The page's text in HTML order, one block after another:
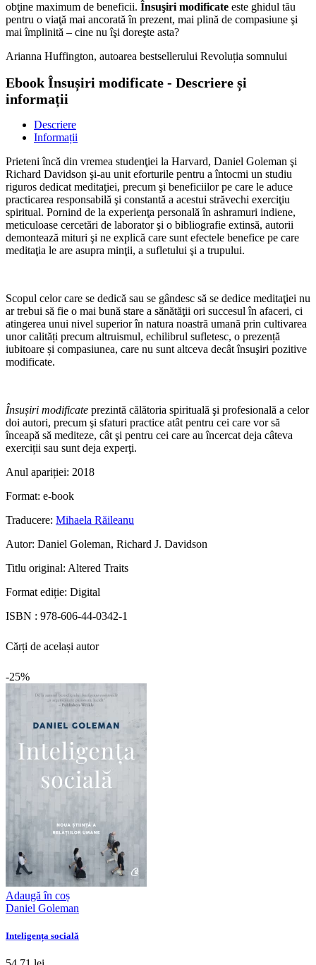
obţine maximum de beneficii. Însuşiri modificate este ghidul tău
pentru o viaţă mai ancorată în prezent, mai plină de compasiune şi
mai împlinită – cine nu îşi doreşte asta?
Arianna Huffington, autoarea bestsellerului Revoluția somnului
Ebook Însușiri modificate - Descriere și
informații
Descriere
Informații
Prieteni încă din vremea studenţiei la Harvard, Daniel Goleman şi
Richard Davidson şi-au unit eforturile pentru a întocmi un studiu
riguros dedicat meditaţiei, precum şi beneficiilor pe care le aduce
practicarea responsabilă şi constantă a acestui străvechi exerciţiu
spiritual. Pornind de la experienţa personală în ashramuri indiene,
meticuloase cercetări de laborator şi o bibliografie extinsă, autorii
demontează mituri şi ne explică care sunt efectele benefice pe care
meditaţia le are asupra minţii, a sufletului şi a trupului.
Scopul celor care se dedică sau se gândesc să se dedice meditaţiei nu
ar trebui să fie o mai bună stare a sănătăţii ori succesul în afaceri, ci
atingerea unui nivel superior în natura noastră umană prin cultivarea
unor calități precum altruismul, echilibrul sufletesc, o prezență
iubitoare și compasiunea, care nu sunt altceva decât însuşiri pozitive
modificate.
Însușiri modificate prezintă călătoria spirituală şi profesională a celor
doi autori, precum şi sfaturi practice atât pentru cei care vor să
înceapă să mediteze, cât şi pentru cei care au încercat deja câteva
exerciții sau sunt deja experţi.
Anul apariției: 2018
Format: e-book
Traducere: Mihaela Răileanu
Autor: Daniel Goleman, Richard J. Davidson
Titlu original: Altered Traits
Format ediție: Digital
ISBN : 978-606-44-0342-1
Cărți de același autor
-25%
Adaugă în coș
Daniel Goleman
Inteligența socială